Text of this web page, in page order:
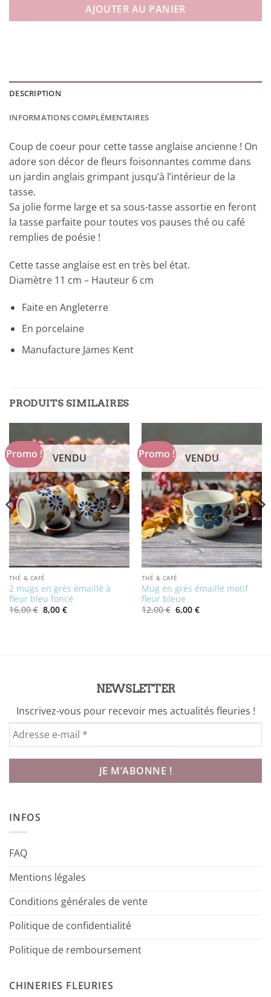
AJOUTER AU PANIER
DESCRIPTION
INFORMATIONS COMPLÉMENTAIRES
Coup de coeur pour cette tasse anglaise ancienne ! On
adore son décor de fleurs foisonnantes comme dans
un jardin anglais grimpant jusqu’à l’intérieur de la
tasse.
Sa jolie forme large et sa sous-tasse assortie en feront
la tasse parfaite pour toutes vos pauses thé ou café
remplies de poésie !
Cette tasse anglaise est en très bel état.
Diamètre 11 cm – Hauteur 6 cm
Faite en Angleterre
En porcelaine
Manufacture James Kent
PRODUITS SIMILAIRES
Promo ! VENDU
THÉ & CAFÉ
2 mugs en grès émaillé à
fleur bleu foncé
16,00€ Le
prix
8,00 €Le
prix
Promo ! VENDU
THÉ & CAFÉ
Mug en grès émaillé motif
fleur bleue
12,00€ Le
prix
6,00 €Le
prix
NEWSLETTER
Inscrivez-vous pour recevoir mes actualités fleuries !
INFOS
FAQ
Mentions légales
Conditions générales de vente
Politique de confidentialité
Politique de remboursement
CHINERIES FLEURIES